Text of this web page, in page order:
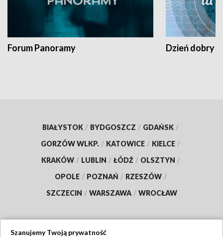
Forum Panoramy Dzień dobry
BIAŁYSTOK / BYDGOSZCZ / GDAŃSK /
GORZÓW WLKP. / KATOWICE / KIELCE /
KRAKÓW / LUBLIN / ŁÓDŹ / OLSZTYN /
OPOLE / POZNAŃ / RZESZÓW /
SZCZECIN / WARSZAWA / WROCŁAW
Szanujemy Twoją prywatność